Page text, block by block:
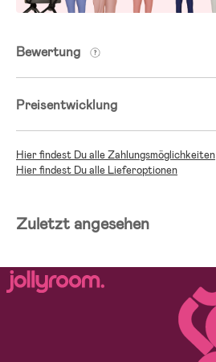
Bewertung
Preisentwicklung
Hier findest Du alle Zahlungsmöglichkeiten
Hier findest Du alle Lieferoptionen
Zuletzt angesehen